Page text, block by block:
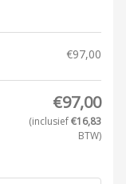
€97,00
€97,00
(inclusief€16,83
BTW)